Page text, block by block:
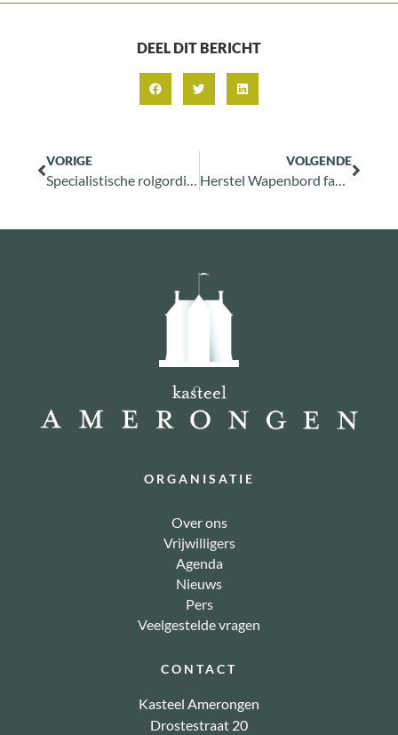
DEEL DIT BERICHT
VORIGE
Specialistische rolgordijnen voor de lange gang
VOLGENDE
Herstel Wapenbord familie van Reede
ORGANISATIE
Over ons
Vrijwilligers
Agenda
Nieuws
Pers
Veelgestelde vragen
CONTACT
Kasteel Amerongen
Drostestraat 20